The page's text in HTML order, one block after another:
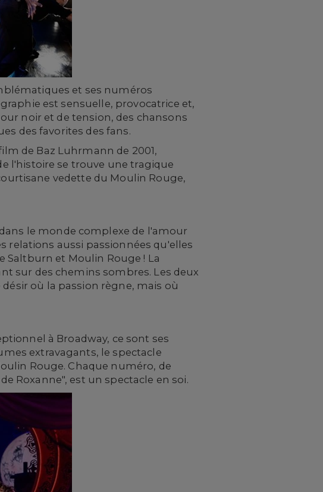
et ses numéros
est sensuelle, provocatrice et,
noir et de tension, des chansons
des favorites des fans.
de Baz Luhrmann de 2001,
l'histoire se trouve une tragique
vedette du Moulin Rouge,
le monde complexe de l'amour
relations aussi passionnées qu'elles
Saltburn et Moulin Rouge ! La
sur des chemins sombres. Les deux
où la passion règne, mais où
à Broadway, ce sont ses
extravagants, le spectacle
Rouge. Chaque numéro, de
Roxanne", est un spectacle en soi.